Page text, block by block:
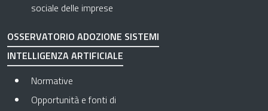
sociale delle imprese
OSSERVATORIO ADOZIONE SISTEMI
INTELLIGENZA ARTIFICIALE
Normative
Opportunità e fonti di